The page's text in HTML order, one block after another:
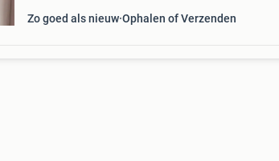
Zo goed als nieuw Ophalen of Verzenden